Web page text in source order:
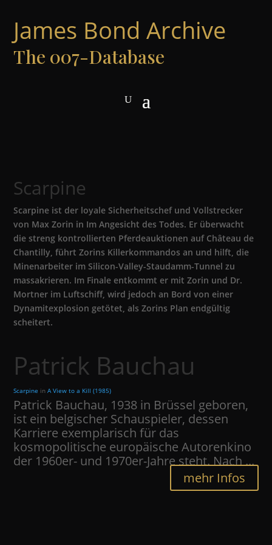
James Bond Archive
The 007-Database
Scarpine
Scarpine ist der loyale Sicherheitschef und Vollstrecker
von Max Zorin in Im Angesicht des Todes. Er überwacht
die streng kontrollierten Pferdeauktionen auf Château de
Chantilly, führt Zorins Killerkommandos an und hilft, die
Minenarbeiter im Silicon-Valley-Staudamm-Tunnel zu
massakrieren. Im Finale entkommt er mit Zorin und Dr.
Mortner im Luftschiff, wird jedoch an Bord von einer
Dynamitexplosion getötet, als Zorins Plan endgültig
scheitert.
Patrick Bauchau
Scarpine inA View to a Kill (1985)
Patrick Bauchau, 1938 in Brüssel geboren,
ist ein belgischer Schauspieler, dessen
Karriere exemplarisch für das
kosmopolitische europäische Autorenkino
der 1960er- und 1970er-Jahre steht. Nach ...
mehr Infos